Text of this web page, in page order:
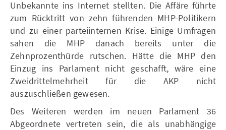
Unbekannte ins Internet stellten. Die Affäre führte
zum Rücktritt von zehn führenden MHP-Politikern
und zu einer parteiinternen Krise. Einige Umfragen
sahen die MHP danach bereits unter die
Zehnprozenthürde rutschen. Hätte die MHP den
Einzug ins Parlament nicht geschafft, wäre eine
Zweidrittelmehrheit für die AKP nicht
auszuschließen gewesen.
Des Weiteren werden im neuen Parlament 36
Abgeordnete vertreten sein, die als unabhängige